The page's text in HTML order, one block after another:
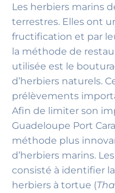
Les herbiers marins
terrestres. Elles ont
fructification et par
la méthode de
utilisée est le
d’herbiers naturels.
prélèvements
Afin de limiter son
Guadeloupe Port
méthode plus
d’herbiers marins.
consisté à identifier
herbiers à tortue (